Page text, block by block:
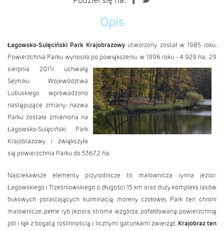
Opis
Łagowsko-Sulęciński Park Krajobrazowy utworzony został w 1985 roku.
Powierzchnia Parku wynosiła po powiększeniu w 1996 roku - 4 929 ha. 29
sierpnia 2011r. uchwałą
Sejmiku Województwa
Lubuskiego wprowadzono
następujące zmiany: nazwa
Parku została zmieniona na
Łagowsko-Sulęciński Park
Krajobrazowy i zwiększyła
się powierzchnia Parku do 5367,2 ha.
Najciekawsze elementy przyrodnicze to malownicza rynna jezior:
Łagowskiego i Trześniowskiego o długości 15 km oraz duży kompleks lasów
bukowych porastających kulminację moreny czołowej. Park ten chroni
malownicze, pełne ryb jeziora, strome wzgórza, pofałdowaną powierzchnię
pól i łąk z bogatą roślinnością i licznymi gatunkami zwierząt. Krajobraz ten